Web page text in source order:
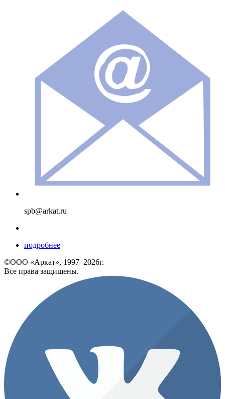
spb@arkat.ru
подробнее
©ООО «Аркат», 1997–2026г.
Все права защищены.